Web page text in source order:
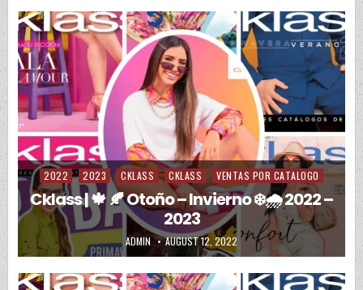
Posted in
2022 2023 CKLASS CKLASS VENTAS POR CATALOGO
Cklass | 🍁 🍂 Otoño – Invierno ❄️🌧️ 2022 –
2023
AUTHOR:
ADMIN PUBLISHED DATE:
AUGUST 12, 2022